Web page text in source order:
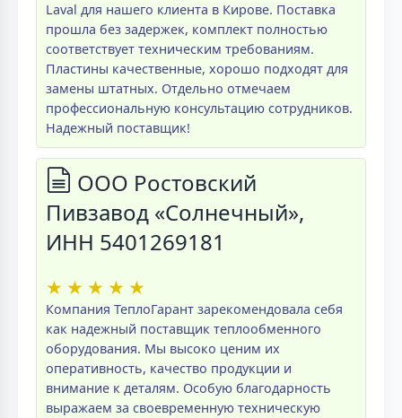
Laval для нашего клиента в Кирове. Поставка
прошла без задержек, комплект полностью
соответствует техническим требованиям.
Пластины качественные, хорошо подходят для
замены штатных. Отдельно отмечаем
профессиональную консультацию сотрудников.
Надежный поставщик!
ООО Ростовский
Пивзавод «Солнечный»,
ИНН 5401269181
★ ★ ★ ★ ★
Компания ТеплоГарант зарекомендовала себя
как надежный поставщик теплообменного
оборудования. Мы высоко ценим их
оперативность, качество продукции и
внимание к деталям. Особую благодарность
выражаем за своевременную техническую